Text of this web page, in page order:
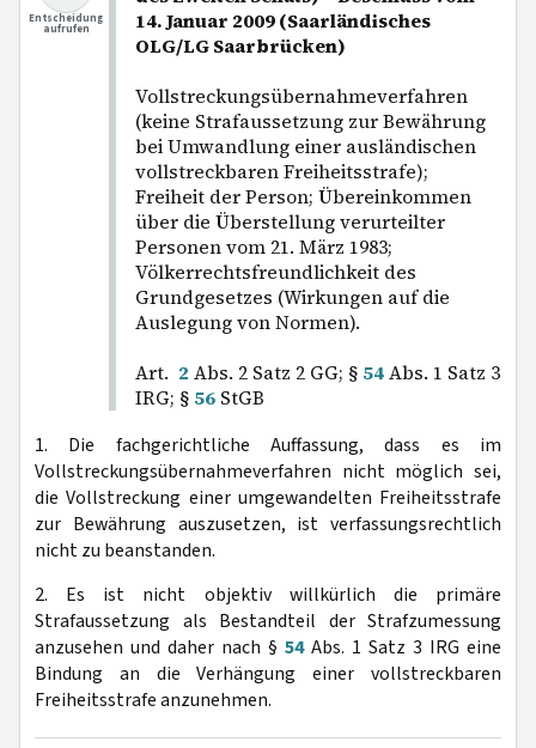
14. Januar 2009 (Saarländisches
OLG/LG Saarbrücken)
Vollstreckungsübernahmeverfahren
(keine Strafaussetzung zur Bewährung
bei Umwandlung einer ausländischen
vollstreckbaren Freiheitsstrafe);
Freiheit der Person; Übereinkommen
über die Überstellung verurteilter
Personen vom 21. März 1983;
Völkerrechtsfreundlichkeit des
Grundgesetzes (Wirkungen auf die
Auslegung von Normen).
Art. 2 Abs. 2 Satz 2 GG; § 54Abs. 1 Satz 3
IRG; § 56 StGB
Entscheidung
aufrufen
1. Die fachgerichtliche Auffassung, dass es im
Vollstreckungsübernahmeverfahren nicht möglich sei,
die Vollstreckung einer umgewandelten Freiheitsstrafe
zur Bewährung auszusetzen, ist verfassungsrechtlich
nicht zu beanstanden.
2. Es ist nicht objektiv willkürlich die primäre
Strafaussetzung als Bestandteil der Strafzumessung
anzusehen und daher nach § 54Abs. 1 Satz 3 IRG eine
Bindung an die Verhängung einer vollstreckbaren
Freiheitsstrafe anzunehmen.